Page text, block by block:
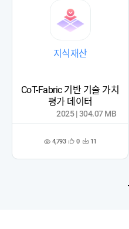
지식재산
CoT-Fabric 기반 기술 가치
평가 데이터
조 4,793 관
록
0 다 11
2025 | 304.07 MB